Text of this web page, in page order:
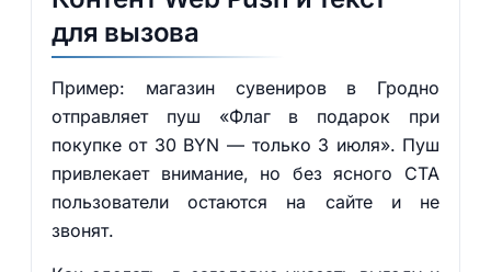
для вызова
Пример: магазин сувениров в Гродно
отправляет пуш «Флаг в подарок при
покупке от 30 BYN — только 3 июля». Пуш
привлекает внимание, но без ясного CTA
пользователи остаются на сайте и не
звонят.